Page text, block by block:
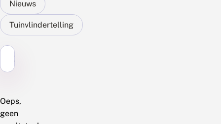
Nieuws
Tuinvlindertelling
Zoek...
Oeps,
geen